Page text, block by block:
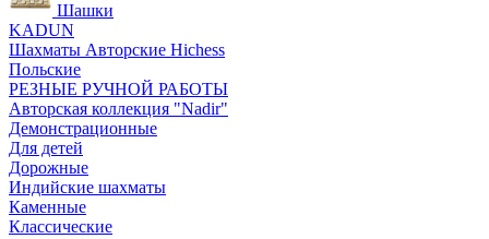
Шашки
KADUN
Шахматы Авторские Hichess
Польские
РЕЗНЫЕ РУЧНОЙ РАБОТЫ
Авторская коллекция "Nadir"
Демонстрационные
Для детей
Дорожные
Индийские шахматы
Каменные
Классические